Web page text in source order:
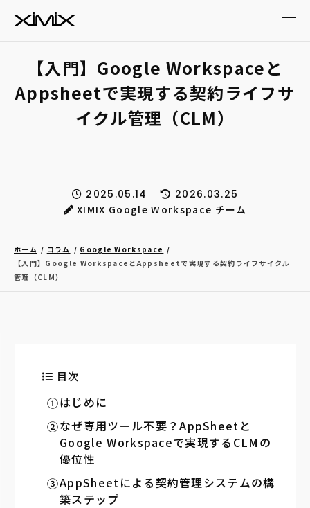
【入門】Google Workspaceと
Appsheetで実現する契約ライフサ
イクル管理（CLM）
2025.05.14
2026.03.25
XIMIX Google Workspace チーム
ホーム コラム
Google Workspace
【入門】Google WorkspaceとAppsheetで実現する契約ライフサイクル
管理（CLM）
目次
はじめに
なぜ専用ツール不要？AppSheetと
Google Workspaceで実現するCLMの
優位性
AppSheetによる契約管理システムの構
築ステップ